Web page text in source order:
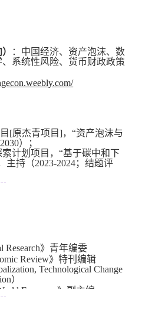
）
：中国经济、资产泡沫、数
系统性风险、货币财政政策
[原杰青项目]，“资产泡沫与
）；
计划项目，“基于碳中和下
主持（2023-2024；结题评
[原优青项目]，“宏观经济
题评估：优秀）；
[原青年项目]，“资产泡沫、
主持（2020-2022；结题评
奖，2024；
学术研究奖二等奖，2023；
Research》青年编委
Review》特刊编辑
Technological Change
）
Economy》副主编
Social Sciences》副主编
Dynamics》副主编